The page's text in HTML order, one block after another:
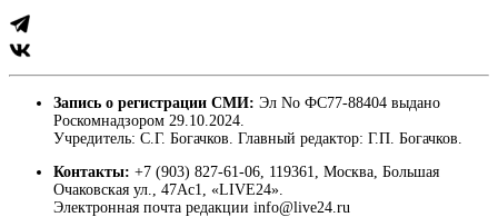
Запись о регистрации СМИ: Эл No ФС77-88404 выдано
Роскомнадзором 29.10.2024.
Учредитель: С.Г. Богачков. Главный редактор: Г.П. Богачков.
Контакты: +7 (903) 827-61-06, 119361, Москва, Большая
Очаковская ул., 47Ас1, «LIVE24».
Электронная почта редакции info@live24.ru